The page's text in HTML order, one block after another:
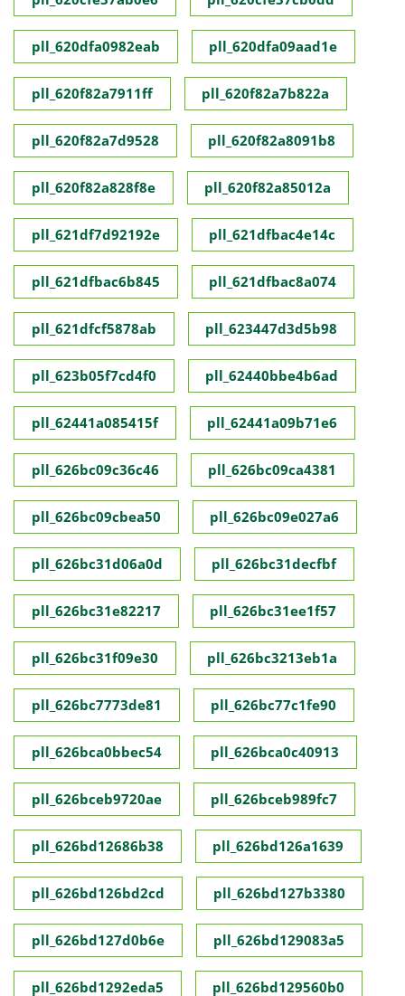
pll_620dfa0982eab pll_620dfa09aad1e
pll_620f82a7911ff pll_620f82a7b822a
pll_620f82a7d9528 pll_620f82a8091b8
pll_620f82a828f8e pll_620f82a85012a
pll_621df7d92192e pll_621dfbac4e14c
pll_621dfbac6b845 pll_621dfbac8a074
pll_621dfcf5878ab pll_623447d3d5b98
pll_623b05f7cd4f0 pll_62440bbe4b6ad
pll_62441a085415f pll_62441a09b71e6
pll_626bc09c36c46 pll_626bc09ca4381
pll_626bc09cbea50 pll_626bc09e027a6
pll_626bc31d06a0d pll_626bc31decfbf
pll_626bc31e82217 pll_626bc31ee1f57
pll_626bc31f09e30 pll_626bc3213eb1a
pll_626bc7773de81 pll_626bc77c1fe90
pll_626bca0bbec54 pll_626bca0c40913
pll_626bceb9720ae pll_626bceb989fc7
pll_626bd12686b38 pll_626bd126a1639
pll_626bd126bd2cd pll_626bd127b3380
pll_626bd127d0b6e pll_626bd129083a5
pll_626bd1292eda5 pll_626bd129560b0